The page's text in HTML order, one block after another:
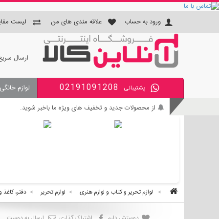
ورود به حساب علاقه مندی های من لیست
ارسال
پشتیبانی 02191091208 لوازم
از محصولات جدید و تخفیف های ویژه ما باخبر شوید.
بی واسطه و مطمئن خرید کنید.
> لوازم تحریر و کتاب و لوازم هنری > لوازم تحریر > دفتر، کاغذ